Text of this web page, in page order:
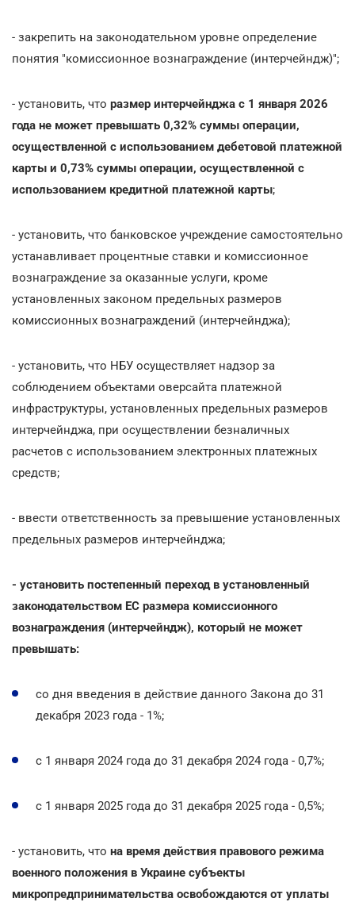
- закрепить на законодательном уровне определение
понятия "комиссионное вознаграждение (интерчейндж)";
- установить, что размер интерчейнджа с 1 января 2026
года не может превышать 0,32% суммы операции,
осуществленной с использованием дебетовой платежной
карты и 0,73% суммы операции, осуществленной с
использованием кредитной платежной карты;
- установить, что банковское учреждение самостоятельно
устанавливает процентные ставки и комиссионное
вознаграждение за оказанные услуги, кроме
установленных законом предельных размеров
комиссионных вознаграждений (интерчейнджа);
- установить, что НБУ осуществляет надзор за
соблюдением объектами оверсайта платежной
инфраструктуры, установленных предельных размеров
интерчейнджа, при осуществлении безналичных
расчетов с использованием электронных платежных
средств;
- ввести ответственность за превышение установленных
предельных размеров интерчейнджа;
- установить постепенный переход в установленный
законодательством ЕС размера комиссионного
вознаграждения (интерчейндж), который не может
превышать:
со дня введения в действие данного Закона до 31
декабря 2023 года - 1%;
с 1 января 2024 года до 31 декабря 2024 года - 0,7%;
с 1 января 2025 года до 31 декабря 2025 года - 0,5%;
- установить, что на время действия правового режима
военного положения в Украине субъекты
микропредпринимательства освобождаются от уплаты